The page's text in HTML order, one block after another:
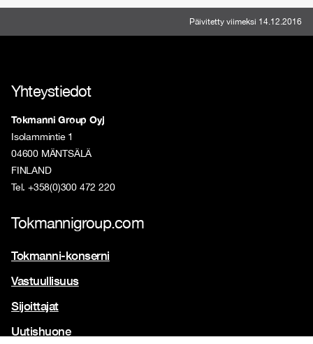
Päivitetty viimeksi 14.12.2016
Yhteystiedot
Tokmanni Group Oyj
Isolammintie 1
04600 MÄNTSÄLÄ
FINLAND
Tel. +358(0)300 472 220
Tokmannigroup.com
Tokmanni-konserni
Vastuullisuus
Sijoittajat
Uutishuone